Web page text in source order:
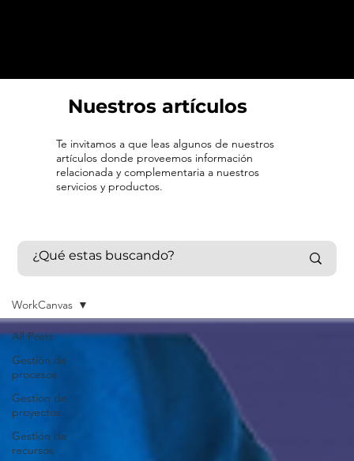
Nuestros artículos
Te invitamos a que leas algunos de nuestros
artículos donde proveemos información
relacionada y complementaria a nuestros
servicios y productos.
All Posts
Gestión de
procesos
Gestión de
proyectos
Gestión de
recursos
WorkCanvas